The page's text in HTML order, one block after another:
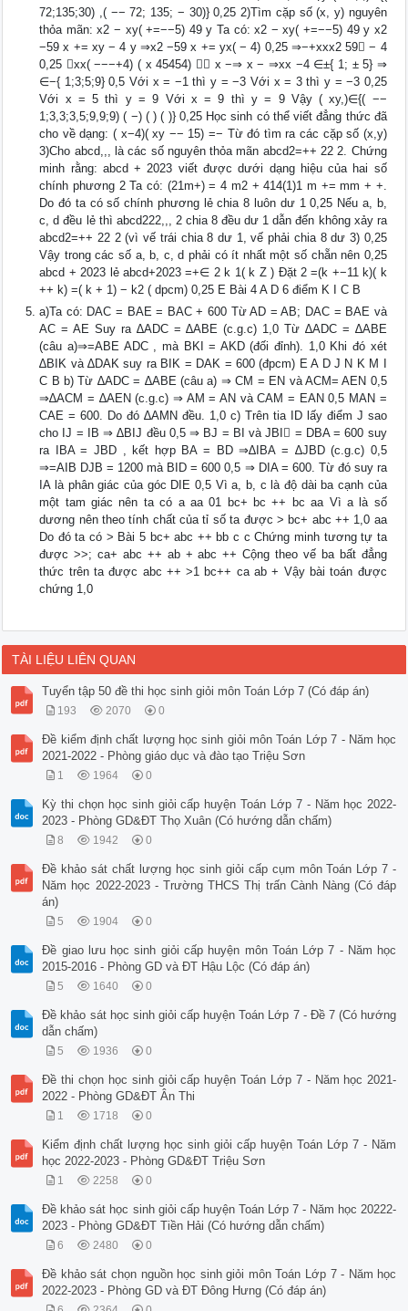
72;135;30) ,( −− 72; 135; − 30)} 0,25 2)Tìm cặp số (x, y) nguyên
thỏa mãn: x2 − xy( +=−−5) 49 y Ta có: x2 − xy( +=−−5) 49 y x2
−59 x += xy − 4 y ⇒x2 −59 x += yx( − 4) 0,25 ⇒−+xxx2 59 − 4
0,25 ⇒xx( −−−+4) ( x 45454)  x −⇒ x − ⇒xx −4 ∈±{ 1; ± 5} ⇒
∈−{ 1;3;5;9} 0,5 Với x = −1 thì y = −3 Với x = 3 thì y = −3 0,25
Với x = 5 thì y = 9 Với x = 9 thì y = 9 Vậy ( xy,)∈{( −−
1;3,3;3,5;9,9;9) ( −) ( ) ( )} 0,25 Học sinh có thể viết đẳng thức đã
cho về dạng: ( x−4)( xy −− 15) =− Từ đó tìm ra các cặp số (x,y)
3)Cho abcd,,, là các số nguyên thỏa mãn abcd2=++ 22 2. Chứng
minh rằng: abcd + 2023 viết được dưới dạng hiệu của hai số
chính phương 2 Ta có: (21m+) = 4 m2 + 414(1)1 m += mm + +.
Do đó ta có số chính phương lẻ chia 8 luôn dư 1 0,25 Nếu a, b,
c, d đều lẻ thì abcd222,,, 2 chia 8 đều dư 1 dẫn đến không xảy ra
abcd2=++ 22 2 (vì vế trái chia 8 dư 1, vế phải chia 8 dư 3) 0,25
Vậy trong các số a, b, c, d phải có ít nhất một số chẵn nên 0,25
abcd + 2023 lẻ abcd+2023 =+∈ 2 k 1( k Z ) Đặt 2 =(k +−11 k)( k
++ k) =( k + 1) − k2 ( dpcm) 0,25 E Bài 4 A D 6 điểm K I C B
a)Ta có: DAC = BAE = BAC + 600 Từ AD = AB; DAC = BAE và
AC = AE Suy ra ∆ADC = ∆ABE (c.g.c) 1,0 Từ ∆ADC = ∆ABE
(câu a)⇒=ABE ADC , mà BKI = AKD (đối đỉnh). 1,0 Khi đó xét
∆BIK và ∆DAK suy ra BIK = DAK = 600 (đpcm) E A D J N K M I
C B b) Từ ∆ADC = ∆ABE (câu a) ⇒ CM = EN và ACM= AEN 0,5
⇒∆ACM = ∆AEN (c.g.c) ⇒ AM = AN và CAM = EAN 0,5 MAN =
CAE = 600. Do đó ∆AMN đều. 1,0 c) Trên tia ID lấy điểm J sao
cho IJ = IB ⇒ ∆BIJ đều 0,5 ⇒ BJ = BI và JBI = DBA = 600 suy
ra IBA = JBD , kết hợp BA = BD ⇒∆IBA = ∆JBD (c.g.c) 0,5
⇒=AIB DJB = 1200 mà BID = 600 0,5 ⇒ DIA = 600. Từ đó suy ra
IA là phân giác của góc DIE 0,5 Vì a, b, c là độ dài ba cạnh của
một tam giác nên ta có a aa 01 bc+ bc ++ bc aa Vì a là số
dương nên theo tính chất của tỉ số ta được > bc+ abc ++ 1,0 aa
Do đó ta có > Bài 5 bc+ abc ++ bb c c Chứng minh tương tự ta
được >>; ca+ abc ++ ab + abc ++ Cộng theo vế ba bất đẳng
thức trên ta được abc ++ >1 bc++ ca ab + Vậy bài toán được
chứng 1,0
TÀI LIỆU LIÊN QUAN
Tuyển tập 50 đề thi học sinh giỏi môn Toán Lớp 7 (Có đáp án)
193 2070 0
Đề kiểm định chất lượng học sinh giỏi môn Toán Lớp 7 - Năm học
2021-2022 - Phòng giáo dục và đào tạo Triệu Sơn
1 1964 0
Kỳ thi chọn học sinh giỏi cấp huyện Toán Lớp 7 - Năm học 2022-
2023 - Phòng GD&ĐT Thọ Xuân (Có hướng dẫn chấm)
8 1942 0
Đề khảo sát chất lượng học sinh giỏi cấp cụm môn Toán Lớp 7 -
Năm học 2022-2023 - Trường THCS Thị trấn Cành Nàng (Có đáp
án)
5 1904 0
Đề giao lưu học sinh giỏi cấp huyện môn Toán Lớp 7 - Năm học
2015-2016 - Phòng GD và ĐT Hậu Lộc (Có đáp án)
5 1640 0
Đề khảo sát học sinh giỏi cấp huyện Toán Lớp 7 - Đề 7 (Có hướng
dẫn chấm)
5 1936 0
Đề thi chọn học sinh giỏi cấp huyện Toán Lớp 7 - Năm học 2021-
2022 - Phòng GD&ĐT Ân Thi
1 1718 0
Kiểm định chất lượng học sinh giỏi cấp huyện Toán Lớp 7 - Năm
học 2022-2023 - Phòng GD&ĐT Triệu Sơn
1 2258 0
Đề khảo sát học sinh giỏi cấp huyện Toán Lớp 7 - Năm học 20222-
2023 - Phòng GD&ĐT Tiền Hải (Có hướng dẫn chấm)
6 2480 0
Đề khảo sát chọn nguồn học sinh giỏi môn Toán Lớp 7 - Năm học
2022-2023 - Phòng GD và ĐT Đông Hưng (Có đáp án)